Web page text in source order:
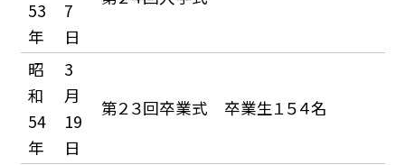
53
年
7
日
昭
和
54
年
3
月
19
日
第２３回卒業式 卒業生１５４名